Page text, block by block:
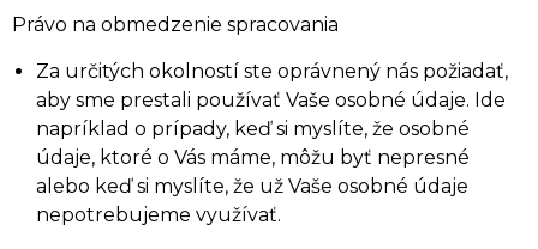
Právo na obmedzenie spracovania
Za určitých okolností ste oprávnený nás požiadať,
aby sme prestali používať Vaše osobné údaje. Ide
napríklad o prípady, keď si myslíte, že osobné
údaje, ktoré o Vás máme, môžu byť nepresné
alebo keď si myslíte, že už Vaše osobné údaje
nepotrebujeme využívať.